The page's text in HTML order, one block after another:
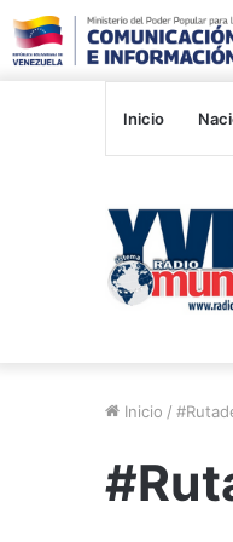
Inicio
Inicio /